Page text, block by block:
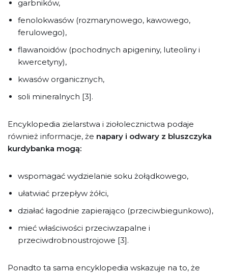
garbników,
fenolokwasów (rozmarynowego, kawowego,
ferulowego),
flawanoidów (pochodnych apigeniny, luteoliny i
kwercetyny),
kwasów organicznych,
soli mineralnych [3].
Encyklopedia zielarstwa i ziołolecznictwa podaje
również informacje, że napary i odwary z bluszczyka
kurdybanka mogą:
wspomagać wydzielanie soku żołądkowego,
ułatwiać przepływ żółci,
działać łagodnie zapierająco (przeciwbiegunkowo),
mieć właściwości przeciwzapalne i
przeciwdrobnoustrojowe [3].
Ponadto ta sama encyklopedia wskazuje na to, że